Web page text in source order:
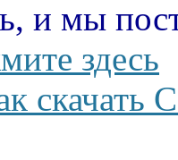
и мы
здесь
скачать